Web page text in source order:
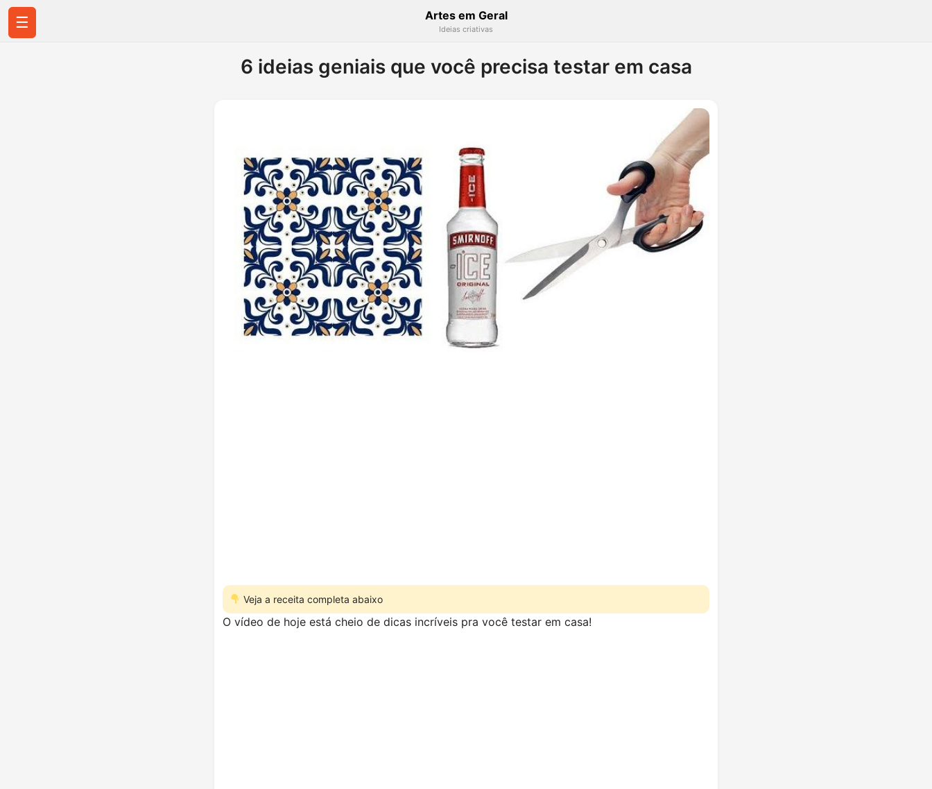
☰ Artes em Geral
Ideias criativas
6 ideias geniais que você precisa testar em casa
Veja a receita completa abaixo
O vídeo de hoje está cheio de dicas incríveis pra você testar em casa!